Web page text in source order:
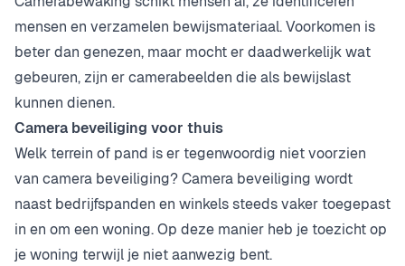
mensen en verzamelen bewijsmateriaal. Voorkomen is
beter dan genezen, maar mocht er daadwerkelijk wat
gebeuren, zijn er camerabeelden die als bewijslast
kunnen dienen.
Camera beveiliging voor thuis
Welk terrein of pand is er tegenwoordig niet voorzien
van camera beveiliging? Camera beveiliging wordt
naast bedrijfspanden en winkels steeds vaker toegepast
in en om een woning. Op deze manier heb je toezicht op
je woning terwijl je niet aanwezig bent.